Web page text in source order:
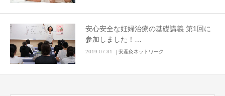
安心安全な妊婦治療の基礎講義 第1回に
参加しました！…
2019.07.31 安産灸ネットワーク